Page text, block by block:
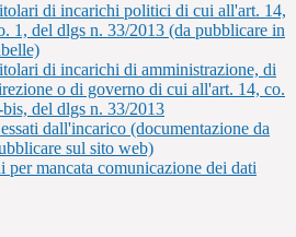
di incarichi politici di cui all'art. 14,
1, del dlgs n. 33/2013 (da pubblicare in
di incarichi di amministrazione, di
o di governo di cui all'art. 14, co.
bis, del dlgs n. 33/2013
dall'incarico (documentazione da
sul sito web)
per mancata comunicazione dei dati